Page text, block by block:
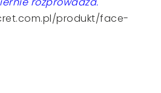
produkt/face-